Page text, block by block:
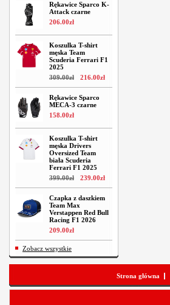
Rękawice Sparco K-
Attack czarne
206.00zł
Koszulka T-shirt
męska Team
Scuderia Ferrari F1
2025
309.00zł 216.00zł
Rękawice Sparco
MECA-3 czarne
158.00zł
Koszulka T-shirt
męska Drivers
Oversized Team
biała Scuderia
Ferrari F1 2025
399.00zł 239.00zł
Czapka z daszkiem
Team Max
Verstappen Red Bull
Racing F1 2026
209.00zł
Zobacz wszystkie
Strona główna